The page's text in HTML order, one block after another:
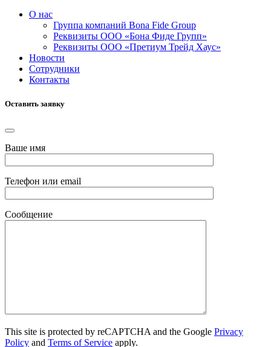
О нас
Группа компаний Bona Fide Group
Реквизиты ООО «Бона Фиде Групп»
Реквизиты ООО «Претиум Трейд Хаус»
Новости
Сотрудники
Контакты
Оставить заявку
Ваше имя
Телефон или email
Сообщение
This site is protected by reCAPTCHA and the Google Privacy
Policy and Terms of Service apply.